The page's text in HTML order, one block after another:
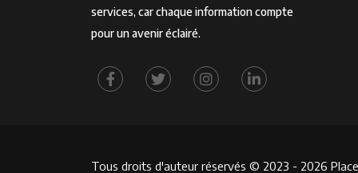
services, car chaque information compte
pour un avenir éclairé.
Tous droits d'auteur réservés © 2023 - 2026